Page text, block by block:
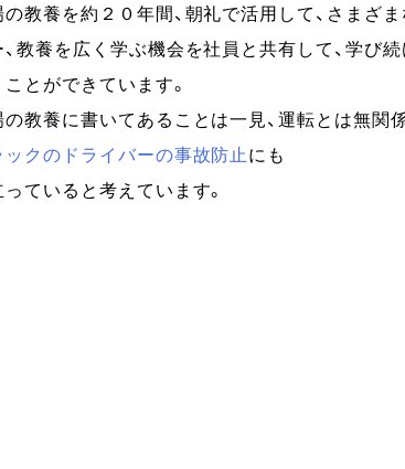
の教養を約２０年間、朝礼で活用して、さまざ
、教養を広く学ぶ機会を社員と共有して、学び
ことができています。
の教養に書いてあることは一見、運転とは無関
ックのドライバーの事故防止 にも
っていると考えています。